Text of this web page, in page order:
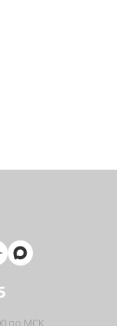
по МСК